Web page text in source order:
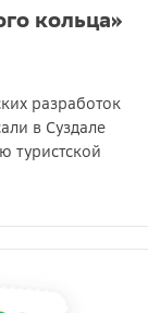
кольца»
разработок
в Суздале
туристской